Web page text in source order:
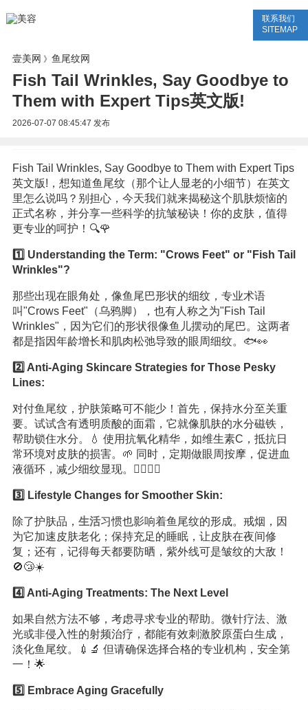
联系我们
SITEMAP
壹美网 》 鱼尾纹网
Fish Tail Wrinkles, Say Goodbye to
Them with Expert Tips英文版!
2026-07-07 08:45:47 发布
Fish Tail Wrinkles, Say Goodbye to Them with Expert Tips
英文版!，想知道鱼尾纹（那个让人显老的小细节）在英文
里怎么说吗？别担心，今天我们就来揭秘这个肌肤烦恼的
正式名称，并分享一些科学的抗皱秘诀！你的皮肤，值得
更专业的呵护！🔍🌹
1️⃣ Understanding the Term: "Crows Feet" or "Fish Tail
Wrinkles"?
那些出现在眼角处，像鱼尾巴形状的细纹，专业术语
叫"Crows Feet"（乌鸦脚），也有人称之为"Fish Tail
Wrinkles"，因为它们的形状很像鱼儿摆动的尾巴。这两者
都是指因年龄增长和肌肉松弛导致的眼周细纹。🐟👀
2️⃣ Anti-Aging Skincare Strategies for Those Pesky
Lines:
对付鱼尾纹，护肤策略可不能少！首先，保持水分至关重
要。试试含有透明质酸的面霜，它就像肌肤的水分磁铁，
帮助锁住水分。💧 使用抗氧化精华，如维生素C，抵抗日
常环境对皮肤的损害。🌱 同时，定期做眼周按摩，促进血
液循环，减少细纹显现。💆‍♀️💆‍♂️
3️⃣ Lifestyle Changes for Smoother Skin:
除了护肤品， 生活习惯也影响着鱼尾纹的形成。戒烟，因
为它加速皮肤老化；保持充足的睡眠，让皮肤在夜间修
复；还有，记得每天都要防晒，紫外线可是皱纹的大敌！
🚫😴☀️
4️⃣ Anti-Aging Treatments: The Next Level
如果自然方法不够，考虑寻求专业的帮助。微针疗法、激
光或非侵入性的射频治疗，都能有效刺激胶原蛋白生成，
淡化鱼尾纹。💉🔬 但请确保选择合格的专业机构，安全第
一！🌟
5️⃣ Embrace Aging Gracefully